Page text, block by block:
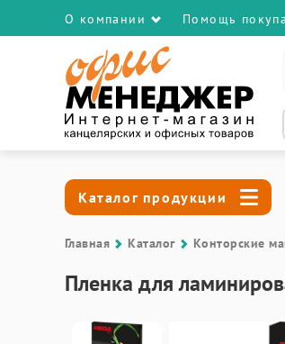
О компании Помощь
Каталог продукции
Главная Каталог Контоpские
Пленка для